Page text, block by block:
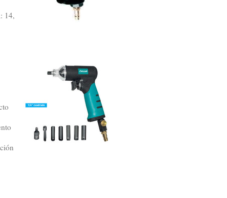
14,